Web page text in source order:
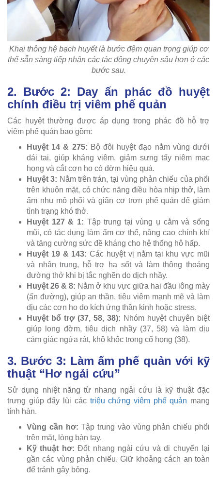
Khai thông hệ bạch huyết là bước đệm quan trọng giúp cơ
thể sẵn sàng tiếp nhận các tác động chuyên sâu hơn ở các
bước sau.
2. Bước 2: Day ấn phác đồ huyệt
chính điều trị viêm phế quản
Các huyệt thường được áp dụng trong phác đồ hỗ trợ
viêm phế quản bao gồm:
Huyệt 14 & 275: Bộ đôi huyệt đạo nằm vùng dưới
dái tai, giúp kháng viêm, giảm sưng tấy niêm mạc
họng và cắt cơn ho có đờm hiệu quả.
Huyệt 3: Nằm trên trán, tại vùng phản chiếu của phổi
trên khuôn mặt, có chức năng điều hòa nhịp thở, làm
ấm nhu mô phổi và giãn cơ trơn phế quản để giảm
tình trạng khó thở.
Huyệt 127 & 1: Tập trung tại vùng ụ cằm và sống
mũi, có tác dụng làm ấm cơ thể, nâng cao chính khí
và tăng cường sức đề kháng cho hệ thống hô hấp.
Huyệt 19 & 143: Các huyệt vị nằm tại khu vực mũi
và nhân trung, hỗ trợ hạ sốt và làm thông thoáng
đường thở khi bị tắc nghẽn do dịch nhầy.
Huyệt 26 & 8: Nằm ở khu vực giữa hai đầu lông mày
(ấn đường), giúp an thần, tiêu viêm mạnh mẽ và làm
dịu các cơn ho do kích ứng thần kinh hoặc stress.
Huyệt bổ trợ (37, 58, 38): Nhóm huyệt chuyên biệt
giúp long đờm, tiêu dịch nhầy (37, 58) và làm dịu
cảm giác ngứa rát, khô khốc trong cổ họng (38).
3. Bước 3: Làm ấm phế quản với kỹ
thuật “Hơ ngải cứu”
Sử dụng nhiệt năng từ nhang ngải cứu là kỹ thuật đặc
trưng giúp đẩy lùi các triệu chứng viêm phế quản mang
tính hàn.
Vùng cần hơ: Tập trung vào vùng phản chiếu phổi
trên mặt, lòng bàn tay.
Kỹ thuật hơ: Đốt nhang ngải cứu và di chuyển lại
gần các vùng phản chiếu. Giữ khoảng cách an toàn
để tránh gây bỏng.